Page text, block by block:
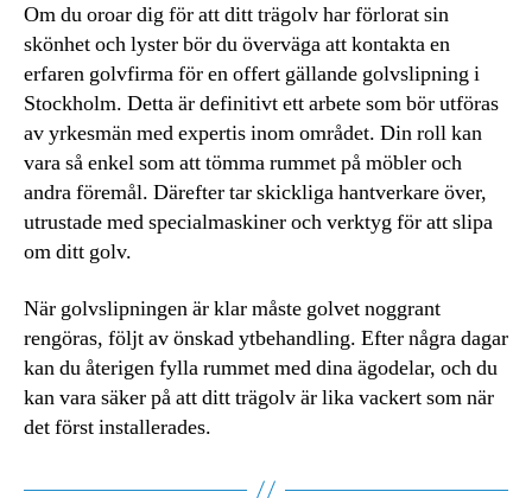
Om du oroar dig för att ditt trägolv har förlorat sin
skönhet och lyster bör du överväga att kontakta en
erfaren golvfirma för en offert gällande golvslipning i
Stockholm. Detta är definitivt ett arbete som bör utföras
av yrkesmän med expertis inom området. Din roll kan
vara så enkel som att tömma rummet på möbler och
andra föremål. Därefter tar skickliga hantverkare över,
utrustade med specialmaskiner och verktyg för att slipa
om ditt golv.
När golvslipningen är klar måste golvet noggrant
rengöras, följt av önskad ytbehandling. Efter några dagar
kan du återigen fylla rummet med dina ägodelar, och du
kan vara säker på att ditt trägolv är lika vackert som när
det först installerades.